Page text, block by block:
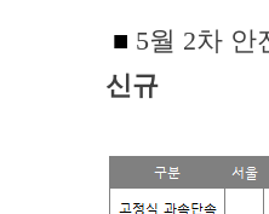
■ 5월 2차 안
신규